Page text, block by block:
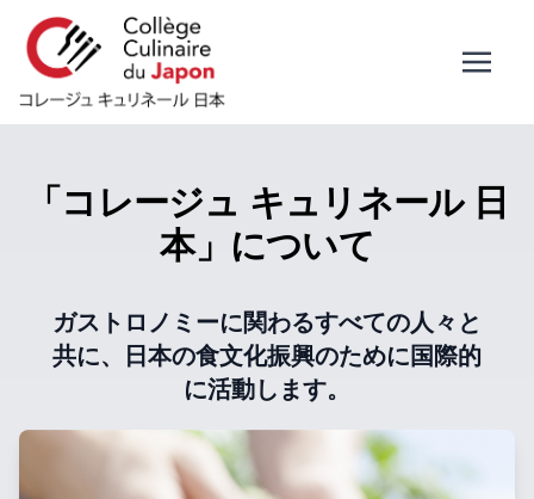
「コレージュ キュリネール 日
本」について
ガストロノミーに関わるすべての人々と
共に、日本の食文化振興のために国際的
に活動します。